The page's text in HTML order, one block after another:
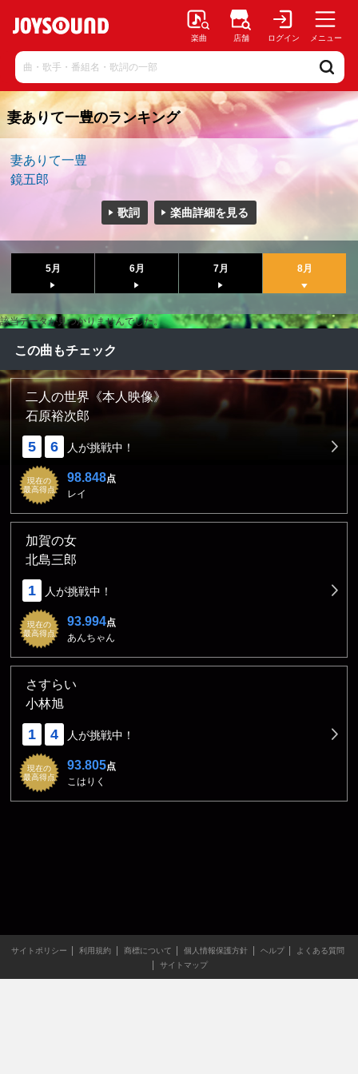
楽曲 店舗 ログイン メニュー
妻ありて一豊のランキング
妻ありて一豊
鏡五郎
歌詞 楽曲詳細を見る
5月 6月 7月 8月
該当データが見つかりませんでした。
この曲もチェック
二人の世界《本人映像》
石原裕次郎
5 6 人が挑戦中！
現在の
最高得点
98.848点
レイ
加賀の女
北島三郎
1 人が挑戦中！
現在の
最高得点
93.994点
あんちゃん
さすらい
小林旭
1 4 人が挑戦中！
現在の
最高得点
93.805点
こはりく
サイトポリシー 利用規約 商標について 個人情報保護方針 ヘルプ
よくある質問
サイトマップ